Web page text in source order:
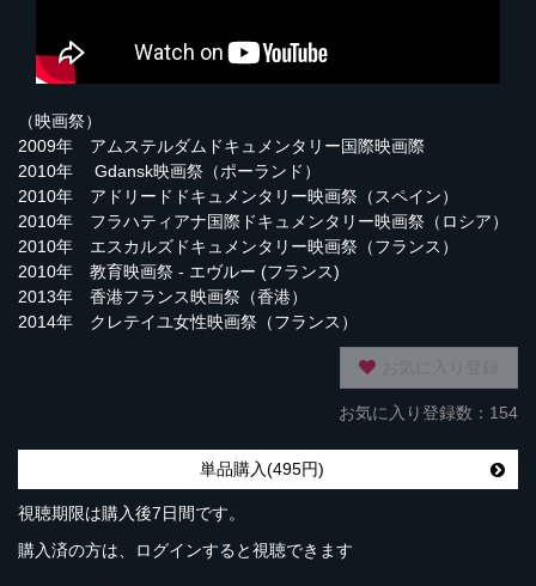
（映画祭）
2009年 アムステルダムドキュメンタリー国際映画際
2010年 Gdansk映画祭（ポーランド）
2010年 アドリードドキュメンタリー映画祭（スペイン）
2010年 フラハティアナ国際ドキュメンタリー映画祭（ロシア）
2010年 エスカルズドキュメンタリー映画祭（フランス）
2010年 教育映画祭 - エヴルー (フランス)
2013年 香港フランス映画祭（香港）
2014年 クレテイユ女性映画祭（フランス）
お気に入り登録数：154
単品購入(495円)
視聴期限は購入後7日間です。
購入済の方は、ログインすると視聴できます